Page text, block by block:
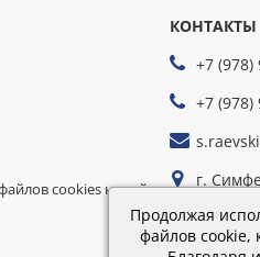
cookies на сайте
КОНТАКТЫ
+7 (978)
+7 (978)
г.
Продолжая
файлов cookie,